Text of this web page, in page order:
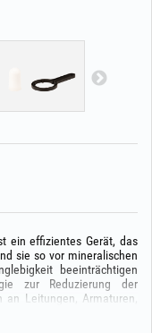
ein effizientes Gerät, das
sie so vor mineralischen
beeinträchtigen
zur Reduzierung der
Leitungen, Armaturen,
Equipment. Die